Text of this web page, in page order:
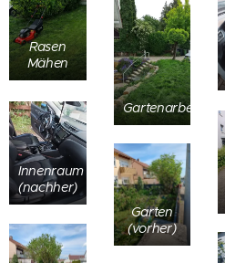
Rasen
Mähen
Gartenarbeiten
Innenraum
(nachher)
Garten
(vorher)